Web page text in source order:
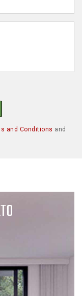
and Conditions and